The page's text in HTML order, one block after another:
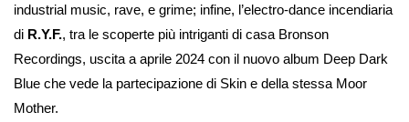
industrial music, rave, e grime; infine, l’electro-dance incendiaria
di R.Y.F., tra le scoperte più intriganti di casa Bronson
Recordings, uscita a aprile 2024 con il nuovo album Deep Dark
Blue che vede la partecipazione di Skin e della stessa Moor
Mother.